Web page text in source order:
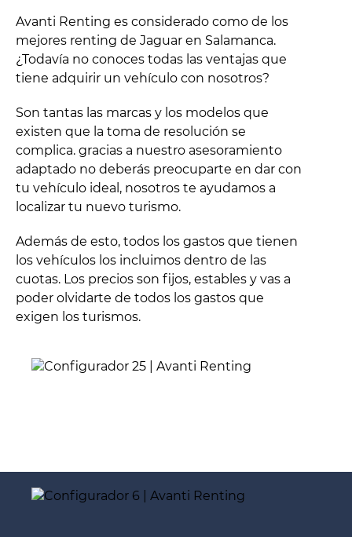
Avanti Renting es considerado como de los
mejores renting de Jaguar en Salamanca.
¿Todavía no conoces todas las ventajas que
tiene adquirir un vehículo con nosotros?
Son tantas las marcas y los modelos que
existen que la toma de resolución se
complica. gracias a nuestro asesoramiento
adaptado no deberás preocuparte en dar con
tu vehículo ideal, nosotros te ayudamos a
localizar tu nuevo turismo.
Además de esto, todos los gastos que tienen
los vehículos los incluimos dentro de las
cuotas. Los precios son fijos, estables y vas a
poder olvidarte de todos los gastos que
exigen los turismos.